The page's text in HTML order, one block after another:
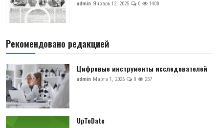
admin Январь 12, 2025 0 1408
Рекомендовано редакцией
Цифровые инструменты исследователей
admin Марта 1, 2026 0 257
UpToDate